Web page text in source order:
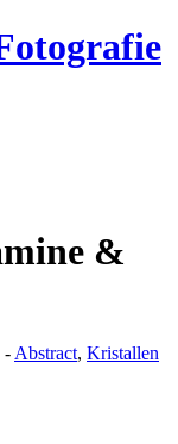
&
-Abstract, Kristallen